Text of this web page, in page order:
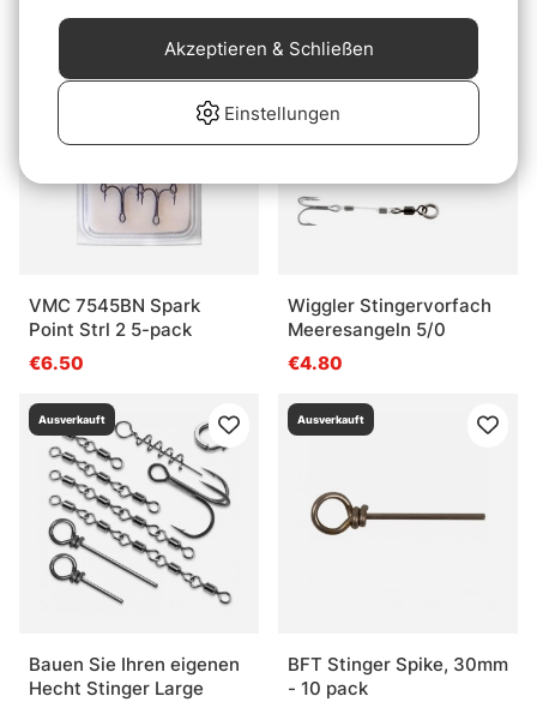
VMC 7545BN Spark
Point Strl 2 5-pack
€6.50
Ausverkauft
Wiggler Stingervorfach
Meeresangeln 5/0
€4.80
Ausverkauft
Bauen Sie Ihren eigenen
Hecht Stinger Large
Ausverkauft
BFT Stinger Spike, 30mm
- 10 pack
Einstellungen
Akzeptieren & Schließen